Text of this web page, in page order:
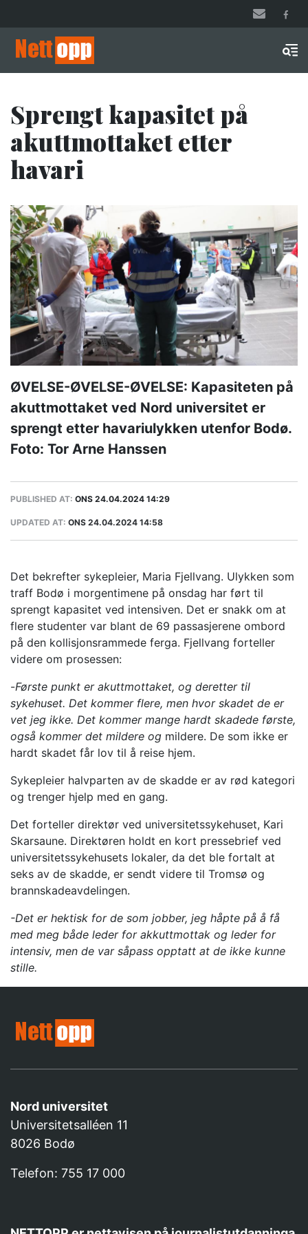
til
hovedinnhold
Sprengt kapasitet på
akuttmottaket etter
havari
ØVELSE-ØVELSE-ØVELSE: Kapasiteten på
akuttmottaket ved Nord universitet er
sprengt etter havariulykken utenfor Bodø.
Foto: Tor Arne Hanssen
PUBLISHED AT: ONS 24.04.2024 14:29
UPDATED AT: ONS 24.04.2024 14:58
Det bekrefter sykepleier, Maria Fjellvang. Ulykken som
traff Bodø i morgentimene på onsdag har ført til
sprengt kapasitet ved intensiven. Det er snakk om at
flere studenter var blant de 69 passasjerene ombord
på den kollisjonsrammede ferga. Fjellvang forteller
videre om prosessen:
-Første punkt er akuttmottaket, og deretter til
sykehuset. Det kommer flere, men hvor skadet de er
vet jeg ikke. Det kommer mange hardt skadede første,
også kommer det mildere og mildere. De som ikke er
hardt skadet får lov til å reise hjem.
Sykepleier halvparten av de skadde er av rød kategori
og trenger hjelp med en gang.
Det forteller direktør ved universitetssykehuset, Kari
Skarsaune. Direktøren holdt en kort pressebrief ved
universitetssykehusets lokaler, da det ble fortalt at
seks av de skadde, er sendt videre til Tromsø og
brannskadeavdelingen.
-Det er hektisk for de som jobber, jeg håpte på å få
med meg både leder for akkuttmottak og leder for
intensiv, men de var såpass opptatt at de ikke kunne
stille.
Nord universitet
Universitetsalléen 11
8026 Bodø
Telefon: 755 17 000